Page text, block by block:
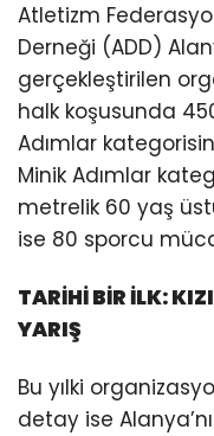
Atletizm
Derneği (ADD)
gerçekleştirilen
halk koşusunda
Adımlar
Minik Adımlar
metrelik 60 yaş
ise 80 sporcu
TARİHİ BİR İLK:
YARIŞ
Bu yılki
detay ise